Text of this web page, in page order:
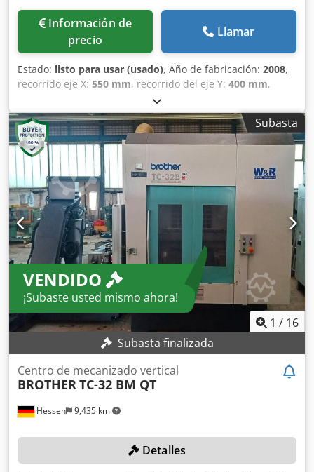
Información de
precio
Llamar
Estado: listo para usar (usado), Año de fabricación: 2008,
recorrido eje X: 550 mm, recorrido del eje Y: 400 mm,
, velocidad del cabezal (máx.):
20,000 rpm, número de ejes:4, Esta Brother TC-32BN QT
de 4 ejes se fabricó en 2008 y cuenta con un sistema de
control Brother B00, un recorrido del eje X de 550 mm, un
recorrido del eje Y de 400 mm y un recorrido del eje Z de
415 mm. Cuenta con velocidades de desplazamiento
rápido de 70 m/min, una velocidad de husillo de hasta
20.000 rpm y un almacén de herramientas con 40
posiciones. Considere la oportunidad de comprar este
centro de mecanizado vertical Brother TC-32BN QT.
Póngase en contacto con nosotros para obtener más
información sobre esta máquina. Crsdsx D Rdropfx Afusf •
Distancia entre la mesa y la punta del husillo: 645 mm •
Tamaño de la mesa: 425 × 600 mm • Capacidad del
almacén de herramientas: 40 posiciones • Anulación del
husillo Equipamiento adicional • 2 × mesas de 4º eje
Lehmann con soporte de cola • Transportador de virutas
Subasta
VENDIDO
¡Subaste usted mismo ahora!
1 / 16
Subasta finalizada
Hessen 9,435 km
Centro de mecanizado vertical
BROTHERTC-32 BM QT
Detalles